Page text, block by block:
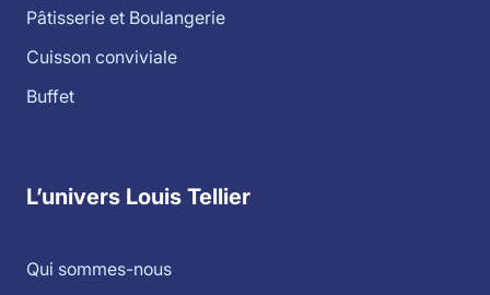
Pâtisserie et Boulangerie
Cuisson conviviale
Buffet
L’univers Louis Tellier
Qui sommes-nous